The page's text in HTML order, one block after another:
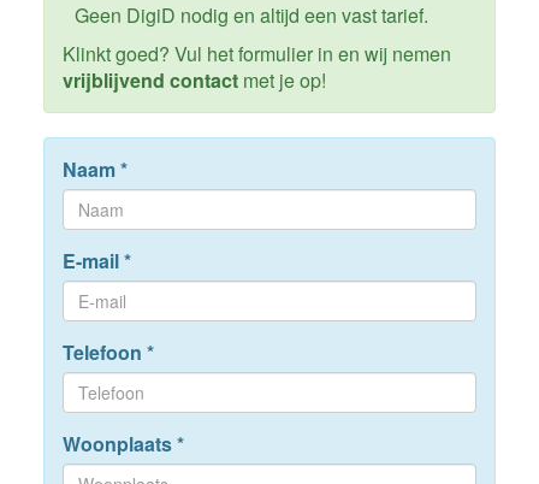
Geen DigiD nodig en altijd een vast tarief.
Klinkt goed? Vul het formulier in en wij nemen
vrijblijvend contactmet je op!
Naam*
E-mail*
Telefoon *
Woonplaats*